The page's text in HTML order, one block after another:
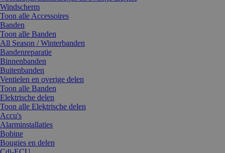
Windscherm
Toon alle Accessoires
Banden
Toon alle Banden
All Season / Winterbanden
Bandenreparatie
Binnenbanden
Buitenbanden
Ventielen en overige delen
Toon alle Banden
Elektrische delen
Toon alle Elektrische delen
Accu's
Alarminstallaties
Bobine
Bougies en delen